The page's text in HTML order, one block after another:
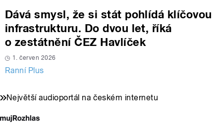
Dává smysl, že si stát pohlídá klíčovou
infrastrukturu. Do dvou let, říká
o zestátnění ČEZ Havlíček
1. červen 2026
Ranní Plus
Největší audioportál na českém internetu